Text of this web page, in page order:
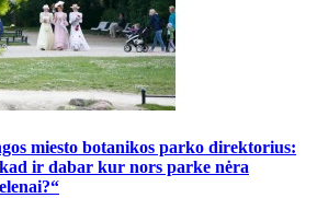
miesto botanikos parko direktorius:
ir dabar kur nors parke nėra